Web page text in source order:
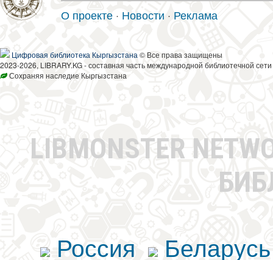
О проекте · Новости · Реклама
Цифровая библиотека Кыргызстана © Все права защищены
2023-2026, LIBRARY.KG - составная часть международной библиотечной
Сохраняя наследие Кыргызстана
LIBMONSTER
Россия
Беларусь